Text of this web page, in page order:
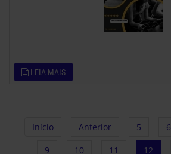
LEIA MAIS
Início Anterior 5 6
9 10 11 12